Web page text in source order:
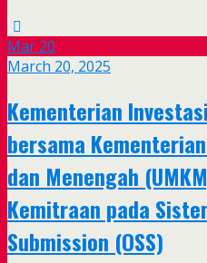
Mar 20
March 20, 2025
Kementerian
bersama
dan Menengah
Kemitraan pada
Submission (OSS)